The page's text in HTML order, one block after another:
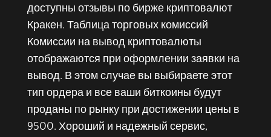
доступны отзывы по бирже криптовалют
Кракен. Таблица торговых комиссий
Комиссии на вывод криптовалюты
отображаются при оформлении заявки на
вывод. В этом случае вы выбираете этот
тип ордера и все ваши биткоины будут
проданы по рынку при достижении цены в
9500. Хороший и надежный сервис,